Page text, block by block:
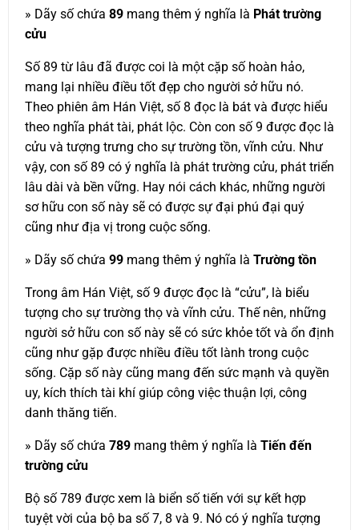
» Dãy số chứa 89 mang thêm ý nghĩa là Phát trường
cửu
Số 89 từ lâu đã được coi là một cặp số hoàn hảo,
mang lại nhiều điều tốt đẹp cho người sở hữu nó.
Theo phiên âm Hán Việt, số 8 đọc là bát và được hiểu
theo nghĩa phát tài, phát lộc. Còn con số 9 được đọc là
cửu và tượng trưng cho sự trường tồn, vĩnh cửu. Như
vậy, con số 89 có ý nghĩa là phát trường cửu, phát triển
lâu dài và bền vững. Hay nói cách khác, những người
sơ hữu con số này sẽ có được sự đại phú đại quý
cũng như địa vị trong cuộc sống.
» Dãy số chứa 99 mang thêm ý nghĩa là Trường tồn
Trong âm Hán Việt, số 9 được đọc là “cửu”, là biểu
tượng cho sự trường thọ và vĩnh cửu. Thế nên, những
người sở hữu con số này sẽ có sức khỏe tốt và ổn định
cũng như gặp được nhiều điều tốt lành trong cuộc
sống. Cặp số này cũng mang đến sức mạnh và quyền
uy, kích thích tài khí giúp công việc thuận lợi, công
danh thăng tiến.
» Dãy số chứa 789 mang thêm ý nghĩa là Tiến đến
trường cửu
Bộ số 789 được xem là biển số tiến với sự kết hợp
tuyệt vời của bộ ba số 7, 8 và 9. Nó có ý nghĩa tượng